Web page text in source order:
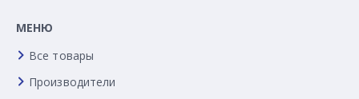
МЕНЮ
Все товары
Производители